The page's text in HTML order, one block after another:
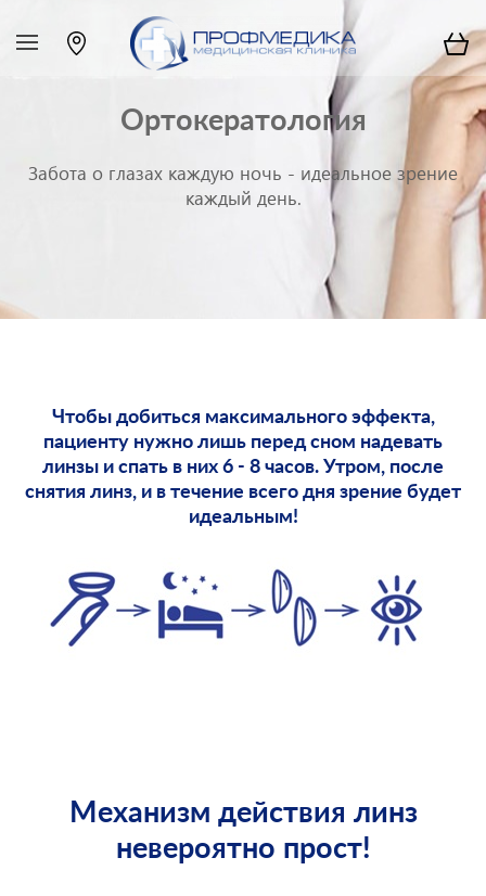
Ортокератология
Забота о глазах каждую ночь - идеальное зрение
каждый день.
Чтобы добиться максимального эффекта,
пациенту нужно лишь перед сном надевать
линзы и спать в них 6 - 8 часов. Утром, после
снятия линз, и в течение всего дня зрение будет
идеальным!
Механизм действия линз
невероятно прост!